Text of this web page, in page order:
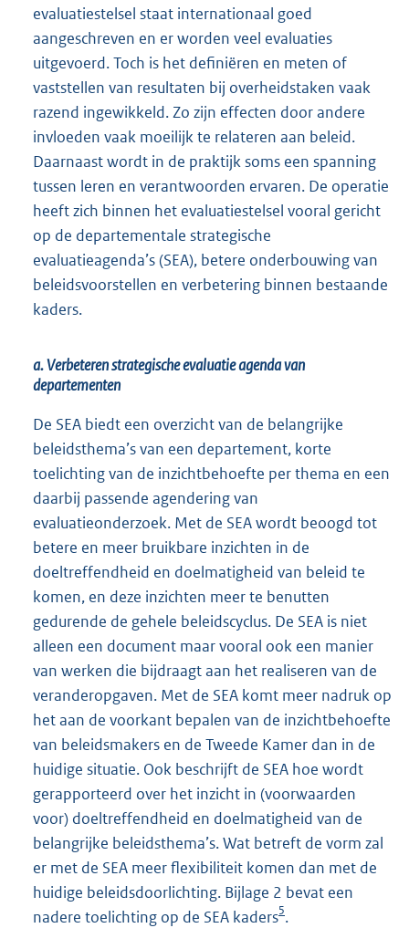
evaluatiestelsel staat internationaal goed
aangeschreven en er worden veel evaluaties
uitgevoerd. Toch is het definiëren en meten of
vaststellen van resultaten bij overheidstaken vaak
razend ingewikkeld. Zo zijn effecten door andere
invloeden vaak moeilijk te relateren aan beleid.
Daarnaast wordt in de praktijk soms een spanning
tussen leren en verantwoorden ervaren. De operatie
heeft zich binnen het evaluatiestelsel vooral gericht
op de departementale strategische
evaluatieagenda’s (SEA), betere onderbouwing van
beleidsvoorstellen en verbetering binnen bestaande
kaders.
a. Verbeteren strategische evaluatie agenda van
departementen
De SEA biedt een overzicht van de belangrijke
beleidsthema’s van een departement, korte
toelichting van de inzichtbehoefte per thema en een
daarbij passende agendering van
evaluatieonderzoek. Met de SEA wordt beoogd tot
betere en meer bruikbare inzichten in de
doeltreffendheid en doelmatigheid van beleid te
komen, en deze inzichten meer te benutten
gedurende de gehele beleidscyclus. De SEA is niet
alleen een document maar vooral ook een manier
van werken die bijdraagt aan het realiseren van de
veranderopgaven. Met de SEA komt meer nadruk op
het aan de voorkant bepalen van de inzichtbehoefte
van beleidsmakers en de Tweede Kamer dan in de
huidige situatie. Ook beschrijft de SEA hoe wordt
gerapporteerd over het inzicht in (voorwaarden
voor) doeltreffendheid en doelmatigheid van de
belangrijke beleidsthema’s. Wat betreft de vorm zal
er met de SEA meer flexibiliteit komen dan met de
huidige beleidsdoorlichting. Bijlage 2 bevat een
nadere toelichting op de SEA kaders5.